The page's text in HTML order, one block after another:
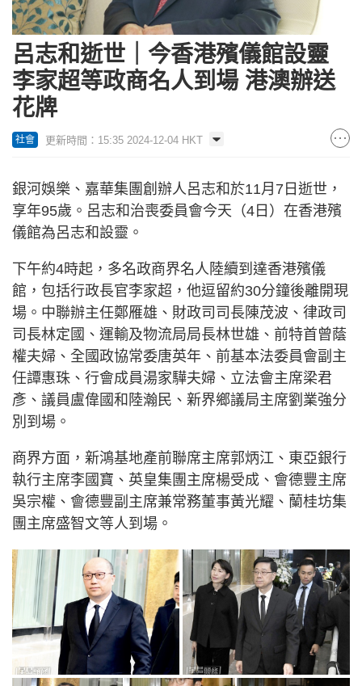
呂志和逝世｜今香港殯儀館設靈
李家超等政商名人到場 港澳辦送
花牌
社會 更新時間：15:35 2024-12-04 HKT
銀河娛樂、嘉華集團創辦人呂志和於11月7日逝世，
享年95歲。呂志和治喪委員會今天（4日）在香港殯
儀館為呂志和設靈。
下午約4時起，多名政商界名人陸續到達香港殯儀
館，包括行政長官李家超，他逗留約30分鐘後離開現
場。中聯辦主任鄭雁雄、財政司司長陳茂波、律政司
司長林定國、運輸及物流局局長林世雄、前特首曾蔭
權夫婦、全國政協常委唐英年、前基本法委員會副主
任譚惠珠、行會成員湯家驊夫婦、立法會主席梁君
彥、議員盧偉國和陸瀚民、新界鄉議局主席劉業強分
別到場。
商界方面，新鴻基地產前聯席主席郭炳江、東亞銀行
執行主席李國寶、英皇集團主席楊受成、會德豐主席
吳宗權、會德豐副主席兼常務董事黃光耀、蘭桂坊集
團主席盛智文等人到場。